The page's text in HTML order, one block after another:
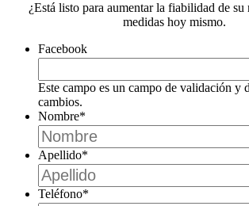
¿Está listo para aumentar la fiabilidad de su
medidas hoy mismo.
Facebook
Este campo es un campo de validación y
cambios.
Nombre*
Apellido*
Teléfono*